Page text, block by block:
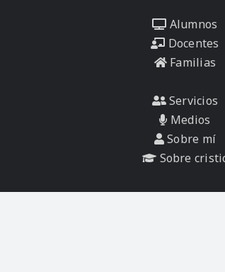
Alumnos
Docentes
Familias
Servicios
Medios
Sobre mí
Sobre